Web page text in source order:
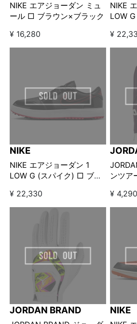
NIKE エアジョーダン ミュ
ール □ ブラウン×ブラック
¥ 16,280
NIKE
LOW G (
¥
NIKE
NIKE エアジョーダン 1
LOW G (スパイク) □ ブラ
¥ 22,330
ンツア
¥ 4,290
JORDAN BRAND NIKE